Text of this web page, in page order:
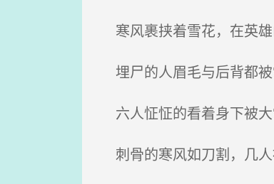
寒风裹挟着雪花，在英雄
埋尸的人眉毛与后背都被
六人怔怔的看着身下被大
刺骨的寒风如刀割，几人